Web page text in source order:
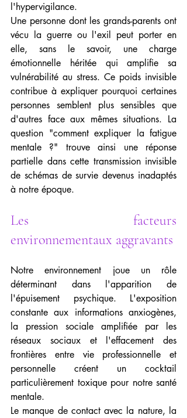
l'hypervigilance.
Une personne dont les grands-parents ont
vécu la guerre ou l'exil peut porter en
elle, sans le savoir, une charge
émotionnelle héritée qui amplifie sa
vulnérabilité au stress. Ce poids invisible
contribue à expliquer pourquoi certaines
personnes semblent plus sensibles que
d'autres face aux mêmes situations. La
question "comment expliquer la fatigue
mentale ?" trouve ainsi une réponse
partielle dans cette transmission invisible
de schémas de survie devenus inadaptés
à notre époque.
Les facteurs
environnementaux aggravants
Notre environnement joue un rôle
déterminant dans l'apparition de
l'épuisement psychique. L'exposition
constante aux informations anxiogènes,
la pression sociale amplifiée par les
réseaux sociaux et l'effacement des
frontières entre vie professionnelle et
personnelle créent un cocktail
particulièrement toxique pour notre santé
mentale.
Le manque de contact avec la nature, la